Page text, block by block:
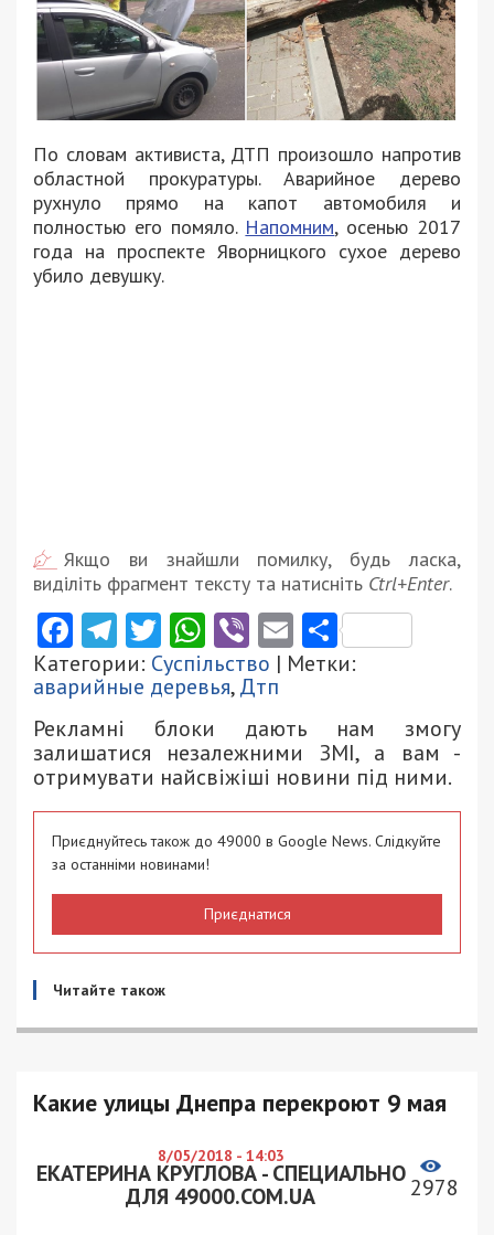
По словам активиста, ДТП произошло напротив
областной прокуратуры. Аварийное дерево
рухнуло прямо на капот автомобиля и
полностью его помяло. Напомним, осенью 2017
года на проспекте Яворницкого сухое дерево
убило девушку.
Якщо ви знайшли помилку, будь ласка,
виділіть фрагмент тексту та натисніть Ctrl+Enter.
Facebook
Telegram
Twitter
WhatsApp
ViberEmail
Категории: Суспільство | Метки:
аварийные деревья,Дтп
Рекламні блоки дають нам змогу
залишатися незалежними ЗМІ, а вам -
отримувати найсвіжіші новини під ними.
Приєднуйтесь також до 49000 в Google News. Слідкуйте
за останніми новинами!
Приєднатися
Читайте також
Какие улицы Днепра перекроют 9 мая
8/05/2018 - 14:03
ЕКАТЕРИНА КРУГЛОВА - СПЕЦИАЛЬНО
ДЛЯ 49000.COM.UA
2978